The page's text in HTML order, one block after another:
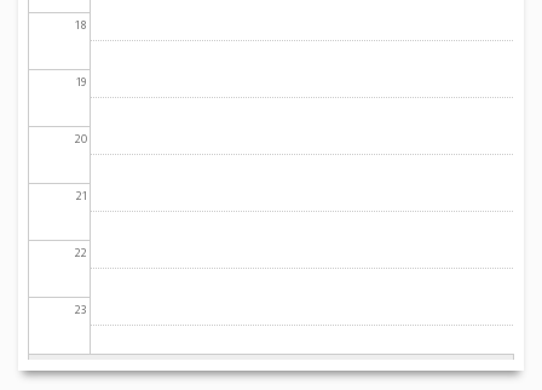
18
19
20
21
22
23